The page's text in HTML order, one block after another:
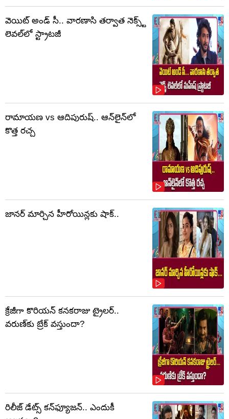
వెయిట్ అండ్ సీ.. వారణాసి తర్వాత నెక్స్ట్
లెవల్‌లో స్ట్రాటజీ
రామాయణ vs ఆదిపురుష్‌.. ఆన్‌లైన్‌లో
కొత్త రచ్చ
జానర్‌ మార్చిన హీరోయిన్లకు షాక్‌..
క్రేజీగా కొరియన్‌ కనకరాజు ట్రైలర్‌..
వరుణ్‌కు బ్రేక్‌ వస్తుందా?
రిలీజ్‌ డేట్స్‌ కన్‌ఫ్యూజన్‌.. ఎందుకీ